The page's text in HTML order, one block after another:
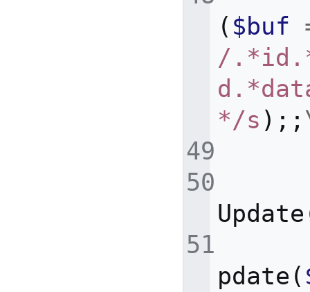
( $buf
/
*/s );;
Update
pdate (